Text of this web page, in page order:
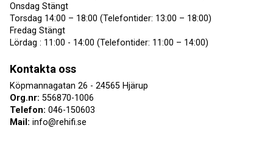
Onsdag Stängt
Torsdag 14:00 – 18:00 (Telefontider: 13:00 – 18:00)
Fredag Stängt
Lördag : 11:00 - 14:00 (Telefontider: 11:00 – 14:00)
Kontakta oss
Köpmannagatan 26 - 24565 Hjärup
Org.nr: 556870-1006
Telefon: 046-150603
Mail: info@rehifi.se